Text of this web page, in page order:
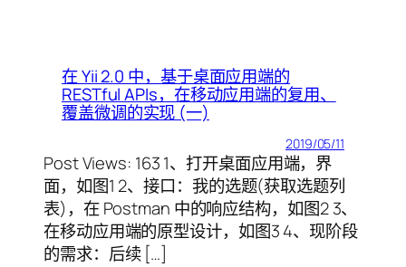
在 Yii 2.0 中，基于桌面应用端的
RESTful APIs，在移动应用端的复用、
覆盖微调的实现 (一)
2019/05/11
Post Views: 163 1、打开桌面应用端，界
面，如图1 2、接口：我的选题(获取选题列
表)，在 Postman 中的响应结构，如图2 3、
在移动应用端的原型设计，如图3 4、现阶段
的需求：后续 […]